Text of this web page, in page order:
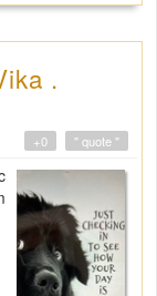
.
" quote "
+0